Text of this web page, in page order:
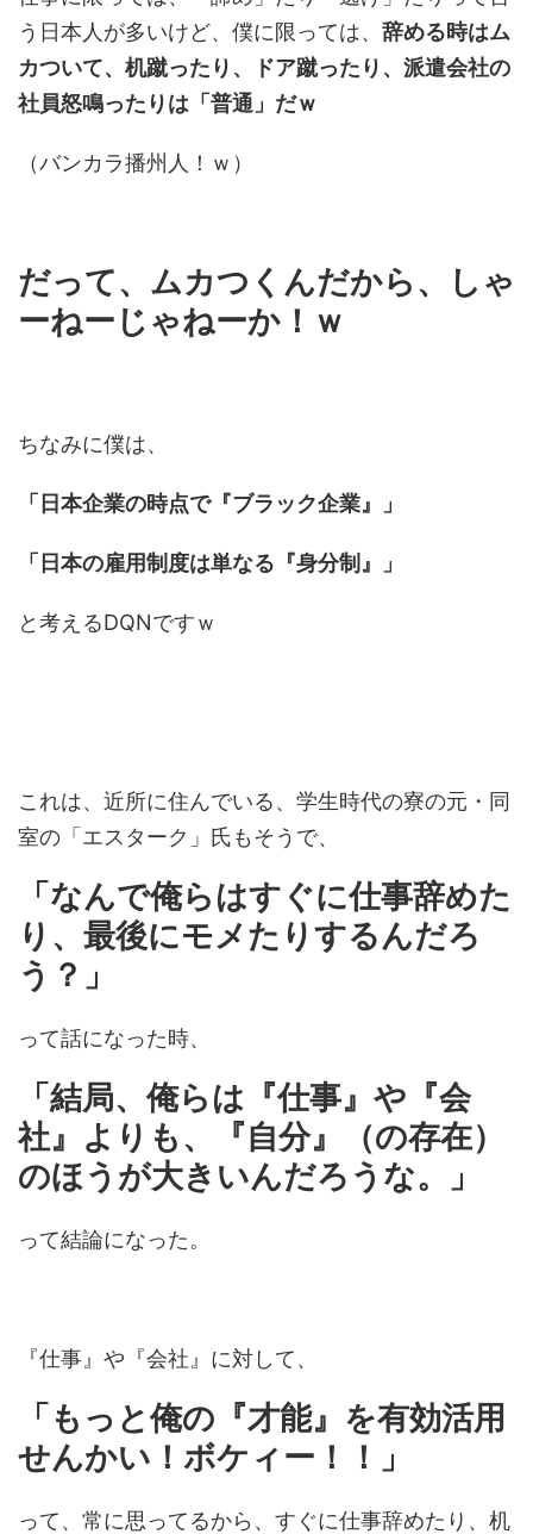
う日本人が多いけど、僕に限っては、 辞める時はム
カついて、机蹴ったり、ドア蹴ったり、派遣会社の
社員怒鳴ったりは「普通」だｗ
（バンカラ播州人！ｗ）
だって、ムカつくんだから、しゃ
ーねーじゃねーか！ｗ
ちなみに僕は、
「日本企業の時点で『ブラック企業』」
「日本の雇用制度は単なる『身分制』」
と考えるDQNですｗ
これは、近所に住んでいる、学生時代の寮の元・同
室の「エスターク」氏もそうで、
「なんで俺らはすぐに仕事辞めた
り、最後にモメたりするんだろ
う？」
って話になった時、
「結局、俺らは『仕事』や『会
社』よりも、『自分』（の存在）
のほうが大きいんだろうな。」
って結論になった。
『仕事』や『会社』に対して、
「もっと俺の『才能』を有効活用
せんかい！ボケィー！！」
って、常に思ってるから、すぐに仕事辞めたり、机